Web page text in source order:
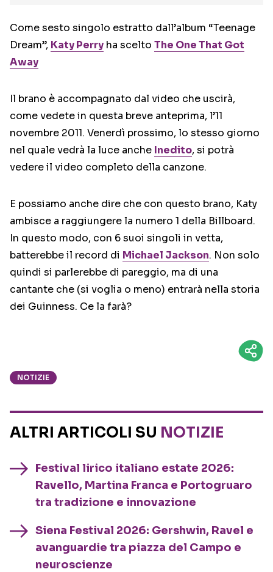
Come sesto singolo estratto dall’album “Teenage
Dream”, Katy Perry ha scelto The One That Got
Away
Il brano è accompagnato dal video che uscirà,
come vedete in questa breve anteprima, l’11
novembre 2011. Venerdì prossimo, lo stesso giorno
nel quale vedrà la luce anche Inedito, si potrà
vedere il video completo della canzone.
E possiamo anche dire che con questo brano, Katy
ambisce a raggiungere la numero 1 della Billboard.
In questo modo, con 6 suoi singoli in vetta,
batterebbe il record di Michael Jackson. Non solo
quindi si parlerebbe di pareggio, ma di una
cantante che (si voglia o meno) entrarà nella storia
dei Guinness. Ce la farà?
NOTIZIE
ALTRI ARTICOLI SU NOTIZIE
Festival lirico italiano estate 2026:
Ravello, Martina Franca e Portogruaro
tra tradizione e innovazione
Siena Festival 2026: Gershwin, Ravel e
avanguardie tra piazza del Campo e
neuroscienze